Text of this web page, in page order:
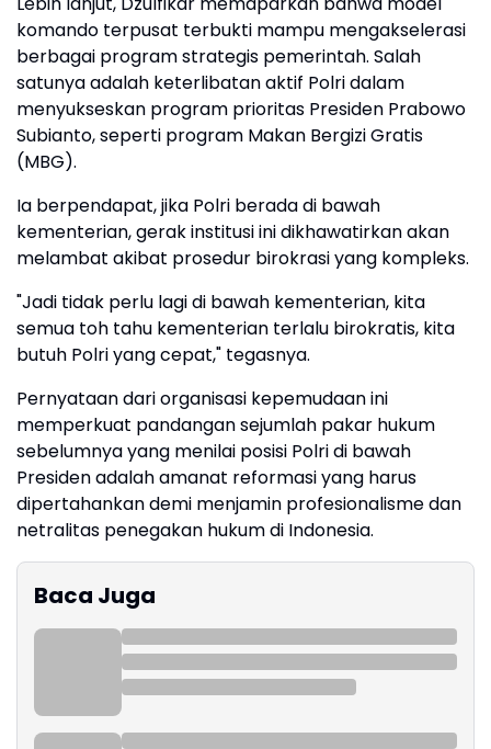
komando terpusat terbukti mampu mengakselerasi
berbagai program strategis pemerintah. Salah
satunya adalah keterlibatan aktif Polri dalam
menyukseskan program prioritas Presiden Prabowo
Subianto, seperti program Makan Bergizi Gratis
(MBG).
​Ia berpendapat, jika Polri berada di bawah
kementerian, gerak institusi ini dikhawatirkan akan
melambat akibat prosedur birokrasi yang kompleks.
​"Jadi tidak perlu lagi di bawah kementerian, kita
semua toh tahu kementerian terlalu birokratis, kita
butuh Polri yang cepat," tegasnya.
​Pernyataan dari organisasi kepemudaan ini
memperkuat pandangan sejumlah pakar hukum
sebelumnya yang menilai posisi Polri di bawah
Presiden adalah amanat reformasi yang harus
dipertahankan demi menjamin profesionalisme dan
netralitas penegakan hukum di Indonesia.
Baca Juga